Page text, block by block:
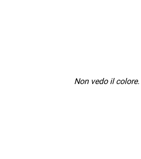
Non vedo il colore.